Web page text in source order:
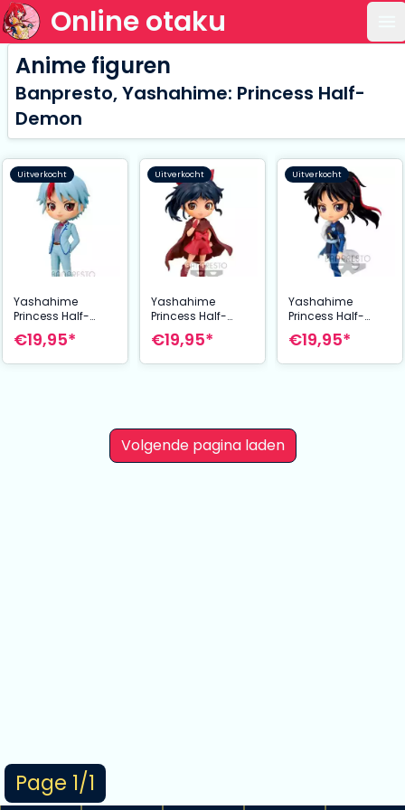
Online otaku
Page 1/1
Anime figuren
Banpresto, Yashahime: Princess Half-
Demon
Uitverkocht
Yashahime
Princess Half-
Demon Q Posket
Petit Mini Figure
€19,95*
Uitverkocht
Yashahime
Princess Half-
Demon Q Posket
Petit Mini Figure
€19,95*
Uitverkocht
Yashahime
Princess Half-
Demon Q Posket
Petit Mini Figure
€19,95*
Volgende pagina laden